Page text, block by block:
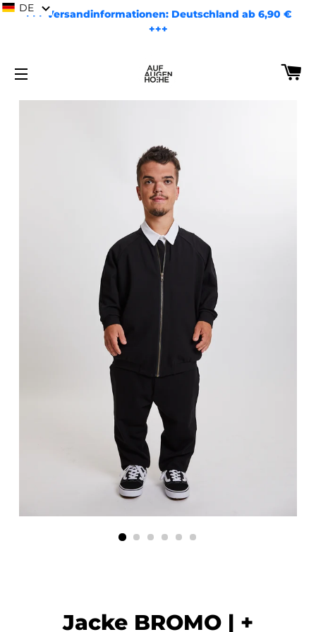
+++ Versandinformationen: Deutschland ab 6,90 €
+++
Jacke BROMO | +
DE